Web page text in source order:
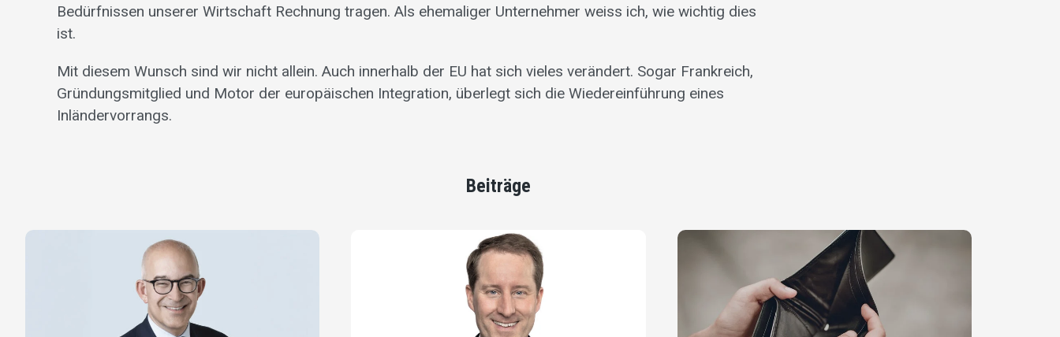
Bedürfnissen unserer Wirtschaft Rechnung tragen. Als ehemaliger Unternehmer weiss ich, wie wichtig dies
ist.
Mit diesem Wunsch sind wir nicht allein. Auch innerhalb der EU hat sich vieles verändert. Sogar Frankreich,
Gründungsmitglied und Motor der europäischen Integration, überlegt sich die Wiedereinführung eines
Inländervorrangs.
Beiträge